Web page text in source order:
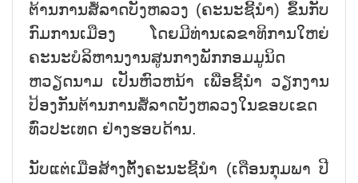
ຕ້ານການສໍ້ລາດບັງຫລວງ (ຄະນະຊີ້ນຳ) ຂຶ້ນກັບ
ກົມການເມືອງ ໂດຍມີທ່ານເລຂາທິການໃຫຍ່
ຄະນະບໍລິຫານງານສູນກາງພັກກອມມູນິດ
ຫວຽດນາມ ເປັນຫົວຫນ້າ ເພື່ອຊີ້ນຳ ວຽກງານ
ປ້ອງກັນຕ້ານການສໍ້ລາດບັງຫລວງໃນຂອບເຂດ
ທົ່ວປະເທດ ຢ່າງຮອບດ້ານ.
ນັບແຕ່ເມື່ອສ້າງຕັ້ງຄະນະຊີ້ນຳ (ເດືອນກຸມພາ ປີ